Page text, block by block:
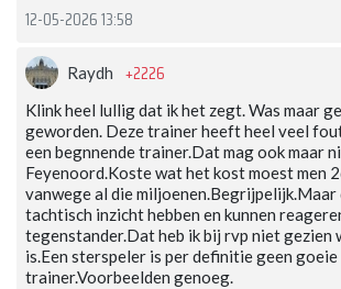
12-05-2026 13:58
Raydh +2226
Klink heel lullig dat ik het zegt. Was maar
geworden. Deze trainer heeft heel veel
een begnnende trainer.Dat mag ook maar
Feyenoord.Koste wat het kost moest men
vanwege al die miljoenen.Begrijpelijk.Maar
tachtisch inzicht hebben en kunnen
tegenstander.Dat heb ik bij rvp niet gezien
is.Een sterspeler is per definitie geen goeie
trainer.Voorbeelden genoeg.